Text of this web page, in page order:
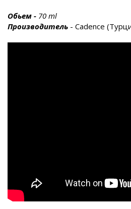
Обьем - 70 ml
Производитель - Cadence